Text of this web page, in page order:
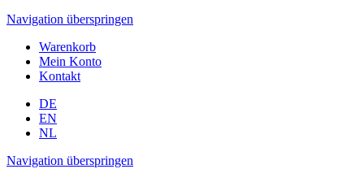
Navigation überspringen
Warenkorb
Mein Konto
Kontakt
DE
EN
NL
Navigation überspringen